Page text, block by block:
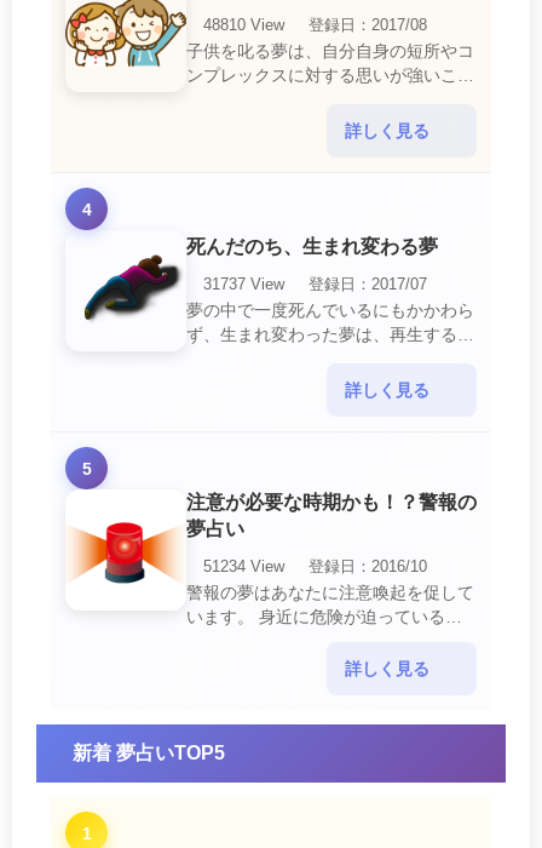
48810 View
登録日：2017/08
子供を叱る夢は、自分自身の短所やコ
ンプレックスに対する思いが強いこと
短所やコンプレックスを的確に認識し
詳しく見る
4
死んだのち、生まれ変わる夢
31737 View
登録日：2017/07
夢の中で一度死んでいるにもかかわら
ず、生まれ変わった夢は、再生する夢
あなたに関するすべての運気が上昇し
詳しく見る
5
注意が必要な時期かも！？警報の
夢占い
51234 View
登録日：2016/10
警報の夢はあなたに注意喚起を促して
います。 身近に危険が迫っている暗
て危機を回避する事が必要です。 ま
詳しく見る
新着 夢占いTOP5
1